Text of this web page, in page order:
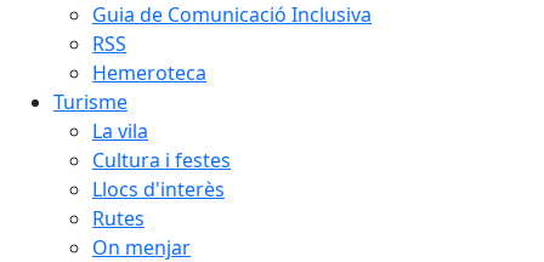
Guia de Comunicació Inclusiva
RSS
Hemeroteca
Turisme
La vila
Cultura i festes
Llocs d'interès
Rutes
On menjar